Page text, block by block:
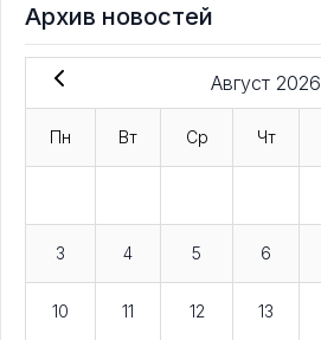
Архив новостей
Август 2026
Пн Вт Ср Чт
3 4 5 6
10 11 12 13